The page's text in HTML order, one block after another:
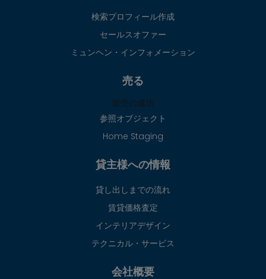
検索プロフィール作成
セールスオファー
ミュンヘン・インフォメーション
売る
販売の成功
参照オブジェクト
Home Staging
貸主様への情報
貸し出しまでの流れ
賃貸価格査定
インテリアデザイン
テクニカル・サービス
会社概要